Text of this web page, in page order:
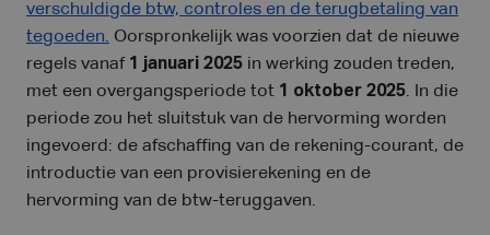
verschuldigde btw, controles en de terugbetaling van
tegoeden. Oorspronkelijk was voorzien dat de nieuwe
regels vanaf 1 januari 2025 in werking zouden treden,
met een overgangsperiode tot 1 oktober 2025. In die
periode zou het sluitstuk van de hervorming worden
ingevoerd: de afschaffing van de rekening-courant, de
introductie van een provisierekening en de
hervorming van de btw-teruggaven.